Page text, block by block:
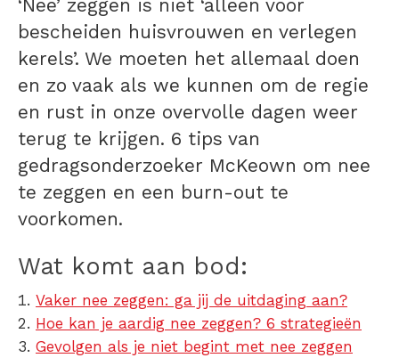
‘Nee’ zeggen is niet ‘alleen voor
bescheiden huisvrouwen en verlegen
kerels’. We moeten het allemaal doen
en zo vaak als we kunnen om de regie
en rust in onze overvolle dagen weer
terug te krijgen. 6 tips van
gedragsonderzoeker McKeown om nee
te zeggen en een burn-out te
voorkomen.
Wat komt aan bod:
Vaker nee zeggen: ga jij de uitdaging aan?
Hoe kan je aardig nee zeggen? 6 strategieën
Gevolgen als je niet begint met nee zeggen